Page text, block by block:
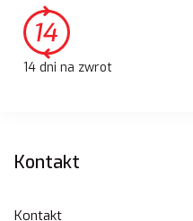
14 dni na zwrot
Linki w stopce
Kontakt
Kontakt